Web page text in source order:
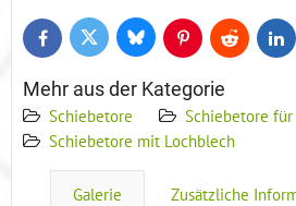
FacebookTwitter BlueskyPinterestReddit
Mehr aus der Kategorie
Schiebetore
Schiebetore
Schiebetore mit Lochblech
Galerie Zusätzliche